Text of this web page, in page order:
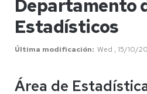
Departamento
Estadísticos
Última modificación Wed , 15/10/
Área de